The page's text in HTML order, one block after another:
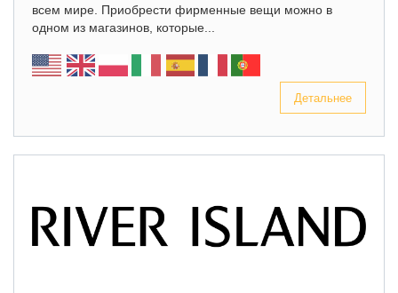
всем мире. Приобрести фирменные вещи можно в
одном из магазинов, которые...
Детальнее